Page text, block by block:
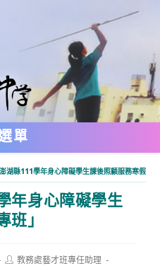
單
湖縣111學年身心障礙學生課後照顧服務寒假專
年身心障礙學生
」
Post教務處藝才班專任助理